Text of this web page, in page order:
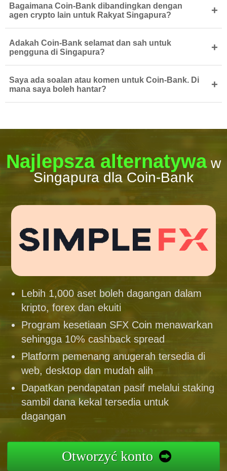
Bagaimana Coin-Bank dibandingkan dengan
agen crypto lain untuk Rakyat Singapura?
+
Adakah Coin-Bank selamat dan sah untuk
pengguna di Singapura?
+
Saya ada soalan atau komen untuk Coin-Bank. Di
mana saya boleh hantar?
+
Najlepsza alternatywaw
Singapura dla Coin-Bank
Lebih 1,000 aset boleh dagangan dalam
kripto, forex dan ekuiti
Program kesetiaan SFX Coin menawarkan
sehingga 10% cashback spread
Platform pemenang anugerah tersedia di
web, desktop dan mudah alih
Dapatkan pendapatan pasif melalui staking
sambil dana kekal tersedia untuk
dagangan
Otworzyć konto